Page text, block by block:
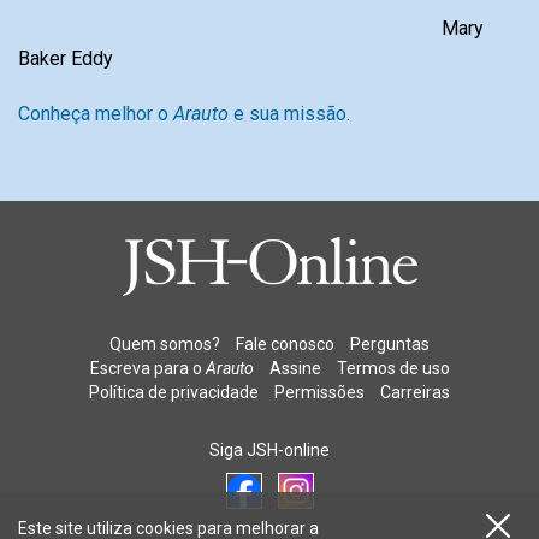
Mary
Baker Eddy
Conheça melhor o Arauto e sua missão.
Quem somos? Fale conosco
Perguntas
Escreva para o Arauto Assine
Termos de uso
Política de privacidade
Permissões Carreiras
Siga JSH-online
Este site utiliza cookies para melhorar a